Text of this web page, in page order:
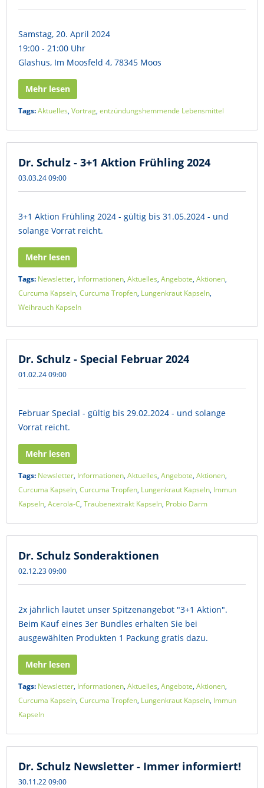
Samstag, 20. April 2024
19:00 - 21:00 Uhr
Glashus, Im Moosfeld 4, 78345 Moos
Mehr lesen
Tags:Aktuelles, Vortrag, entzündungshemmende Lebensmittel
Dr. Schulz - 3+1 Aktion Frühling 2024
03.03.24 09:00
3+1 Aktion Frühling 2024 - gültig bis 31.05.2024 - und
solange Vorrat reicht.
Mehr lesen
Tags: Newsletter, Informationen, Aktuelles, Angebote, Aktionen,
Curcuma Kapseln, Curcuma Tropfen, Lungenkraut Kapseln,
Weihrauch Kapseln
Dr. Schulz - Special Februar 2024
01.02.24 09:00
Februar Special - gültig bis 29.02.2024 - und solange
Vorrat reicht.
Mehr lesen
Tags: Newsletter, Informationen, Aktuelles, Angebote, Aktionen,
Curcuma Kapseln, Curcuma Tropfen, Lungenkraut Kapseln, Immun
Kapseln, Acerola-C, Traubenextrakt Kapseln, Probio Darm
Dr. Schulz Sonderaktionen
02.12.23 09:00
2x jährlich lautet unser Spitzenangebot "3+1 Aktion".
Beim Kauf eines 3er Bundles erhalten Sie bei
ausgewählten Produkten 1 Packung gratis dazu.
Mehr lesen
Tags: Newsletter, Informationen, Aktuelles, Angebote, Aktionen,
Curcuma Kapseln, Curcuma Tropfen, Lungenkraut Kapseln, Immun
Kapseln
Dr. Schulz Newsletter - Immer informiert!
30.11.22 09:00